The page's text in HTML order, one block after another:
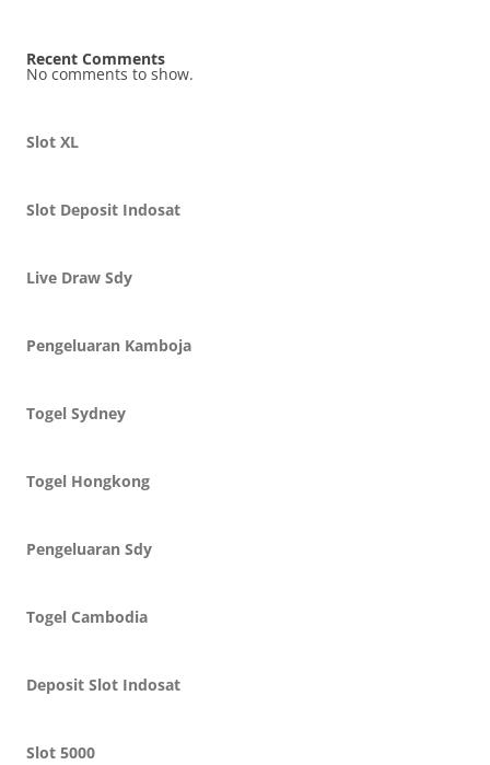
Recent Comments
No comments to show.
Slot XL
Slot Deposit Indosat
Live Draw Sdy
Pengeluaran Kamboja
Togel Sydney
Togel Hongkong
Pengeluaran Sdy
Togel Cambodia
Deposit Slot Indosat
Slot 5000